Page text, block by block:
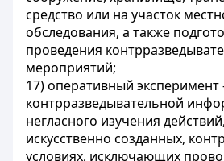
средство или на участок
обследования, а также
проведения
мероприятий;
17) оперативный эксперимент
контрразведывательной
негласного изучения
искусственно созданных,
условиях, исключающих